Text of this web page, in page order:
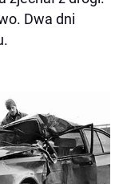
Dwa dni